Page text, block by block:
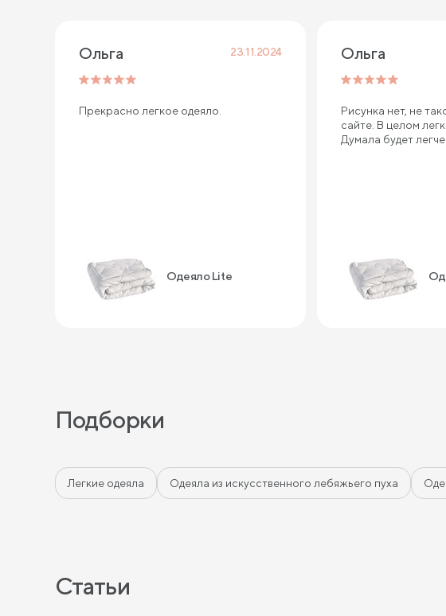
Ольга 23.11.2024
Прекрасно легкое одеяло.
Одеяло Lite
Ольга
Рисунка нет, не
сайте. В целом
Думала будет легче.
Подборки
Легкие одеяла Одеяла из искусственного лебяжьего пуха
Статьи